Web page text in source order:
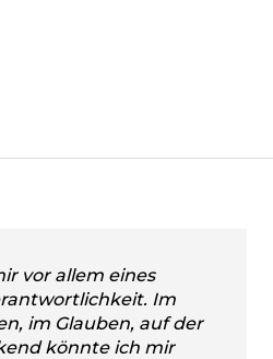
vor allem eines
Im
im Glauben, auf der
könnte ich mir